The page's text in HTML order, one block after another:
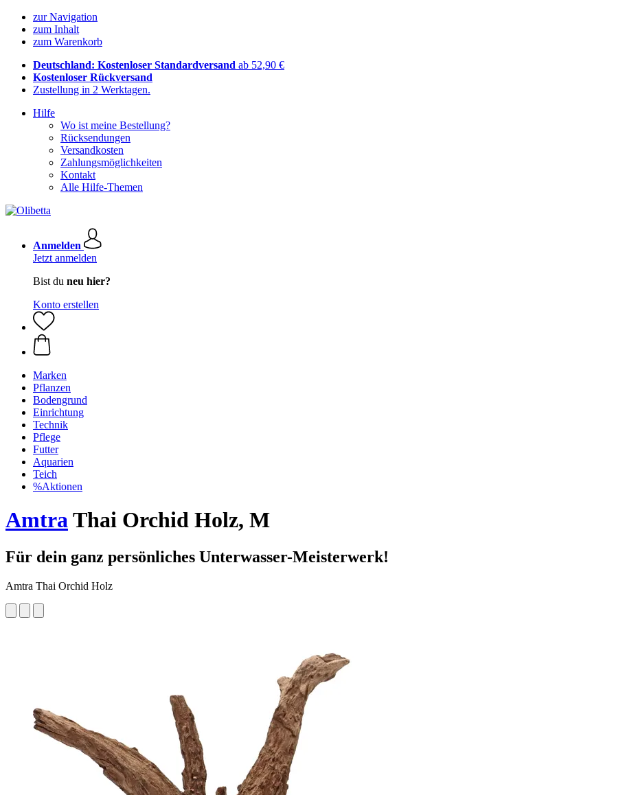
zur Navigation
zum Inhalt
zum Warenkorb
Deutschland: Kostenloser Standardversand ab 52,90 €
Kostenloser Rückversand
Zustellung in 2 Werktagen.
Hilfe
Wo ist meine Bestellung?
Rücksendungen
Versandkosten
Zahlungsmöglichkeiten
Kontakt
Alle Hilfe-Themen
Anmelden
Jetzt anmelden
Bist du neu hier?
Konto erstellen
Marken
Pflanzen
Bodengrund
Einrichtung
Technik
Pflege
Futter
Aquarien
Teich
%Aktionen
AmtraThai Orchid Holz, M
Für dein ganz persönliches Unterwasser-Meisterwerk!
Amtra Thai Orchid Holz